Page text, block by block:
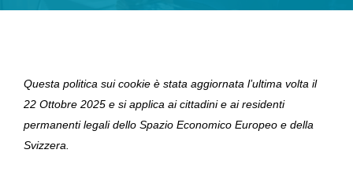
a
Questa politica sui cookie è stata aggiornata l’ultima volta il
22 Ottobre 2025 e si applica ai cittadini e ai residenti
permanenti legali dello Spazio Economico Europeo e della
Svizzera.